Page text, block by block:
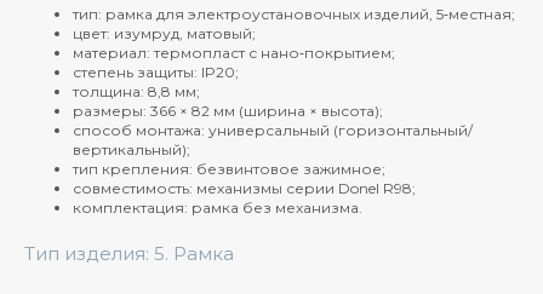
тип: рамка для электроустановочных изделий, 5‑местная;
цвет: изумруд, матовый;
материал: термопласт с нано‑покрытием;
степень защиты: IP20;
толщина: 8,8 мм;
размеры: 366 × 82 мм (ширина × высота);
способ монтажа: универсальный (горизонтальный/
вертикальный);
тип крепления: безвинтовое зажимное;
совместимость: механизмы серии Donel R98;
комплектация: рамка без механизма.
Тип изделия: 5. Рамка